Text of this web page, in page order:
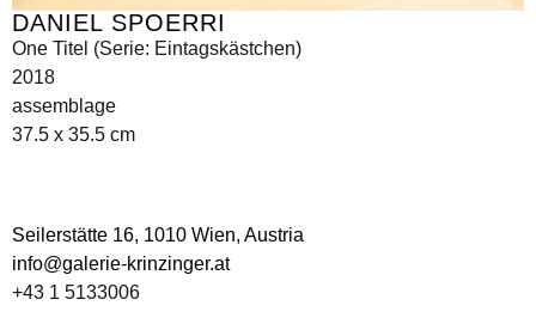
DANIEL SPOERRI
One Titel (Serie: Eintagskästchen)
2018
assemblage
37.5 x 35.5 cm
Seilerstätte 16, 1010 Wien, Austria
info@galerie-krinzinger.at
+43 1 5133006